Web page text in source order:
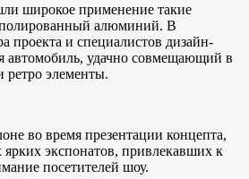
широкое применение такие
алюминий. В
проекта и специалистов дизайн-
автомобиль, удачно совмещающий в
ретро элементы.
во время презентации концепта,
экспонатов, привлекавших к
посетителей шоу.